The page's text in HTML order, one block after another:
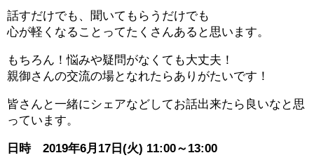
話すだけでも、聞いてもらうだけでも
心が軽くなることってたくさんあると思います。
もちろん！悩みや疑問がなくても大丈夫！
親御さんの交流の場となれたらありがたいです！
皆さんと一緒にシェアなどしてお話出来たら良いなと思
っています。
日時 2019年6月17日(火) 11:00～13:00